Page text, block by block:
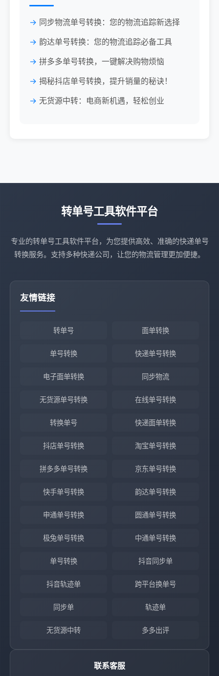
同步物流单号转换：您的物流追踪新选择
韵达单号转换：您的物流追踪必备工具
拼多多单号转换，一键解决购物烦恼
揭秘抖店单号转换，提升销量的秘诀！
无货源中转：电商新机遇，轻松创业
转单号工具软件平台
专业的转单号工具软件平台，为您提供高效、准确的快递单号
转换服务。支持多种快递公司，让您的物流管理更加便捷。
友情链接
转单号 面单转换
单号转换 快递单号转换
电子面单转换 同步物流
无货源单号转换 在线单号转换
转换单号 快递面单转换
抖店单号转换 淘宝单号转换
拼多多单号转换 京东单号转换
快手单号转换 韵达单号转换
申通单号转换 圆通单号转换
极兔单号转换 中通单号转换
单号转换 抖音同步单
抖音轨迹单 跨平台换单号
同步单 轨迹单
无货源中转 多多出评
联系客服